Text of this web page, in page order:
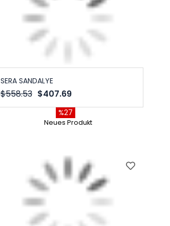
SERA SANDALYE
$407.69
$558.53
%27
Neues Produkt